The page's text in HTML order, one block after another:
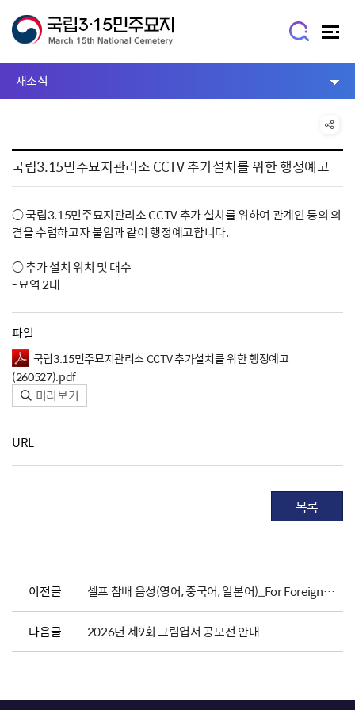
새소식
국립3.15민주묘지관리소 CCTV 추가설치를 위한 행정예고
○ 국립3.15민주묘지관리소 CCTV 추가 설치를 위하여 관계인 등의 의
견을 수렴하고자 붙임과 같이 행정예고합니다.
○ 추가 설치 위치 및 대수
- 묘역 2대
파일
국립3.15민주묘지관리소 CCTV 추가설치를 위한 행정예고
(260527).pdf
미리보기
URL
목록
이전글 셀프 참배 음성(영어, 중국어, 일본어)_For Foreigners
다음글 2026년 제9회 그림엽서 공모전 안내